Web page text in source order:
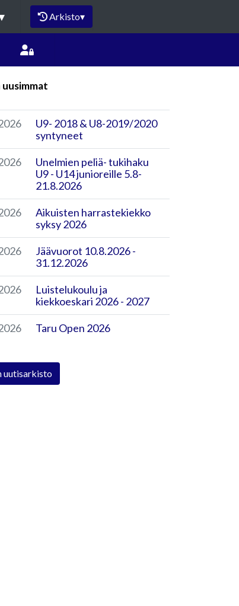
Arkisto▾
U9- 2018 & U8-2019/2020
syntyneet
Unelmien peliä- tukihaku
U9 - U14 junioreille 5.8-
21.8.2026
Aikuisten harrastekiekko
syksy 2026
Jäävuorot 10.8.2026 -
31.12.2026
Luistelukoulu ja
kiekkoeskari 2026 - 2027
Taru Open 2026
uutisarkisto